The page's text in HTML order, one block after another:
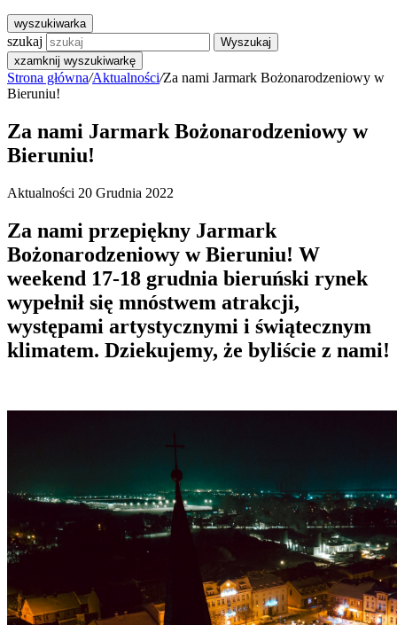
wyszukiwarka
szukaj
Wyszukaj
xzamknij wyszukiwarkę
Strona główna/Aktualności/Za nami Jarmark Bożonarodzeniowy w
Bieruniu!
Za nami Jarmark Bożonarodzeniowy w
Bieruniu!
Aktualności 20 Grudnia 2022
Za nami przepiękny Jarmark
Bożonarodzeniowy w Bieruniu! W
weekend 17-18 grudnia bieruński rynek
wypełnił się mnóstwem atrakcji,
występami artystycznymi i świątecznym
klimatem. Dziekujemy, że byliście z nami!